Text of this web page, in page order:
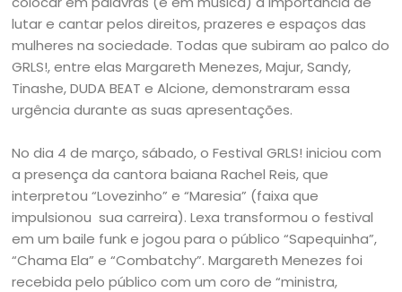
lutar e cantar pelos direitos, prazeres e espaços das
mulheres na sociedade. Todas que subiram ao palco do
GRLS!, entre elas Margareth Menezes, Majur, Sandy,
Tinashe, DUDA BEAT e Alcione, demonstraram essa
urgência durante as suas apresentações.
No dia 4 de março, sábado, o Festival GRLS! iniciou com
a presença da cantora baiana Rachel Reis, que
interpretou “Lovezinho” e “Maresia” (faixa que
impulsionou sua carreira). Lexa transformou o festival
em um baile funk e jogou para o público “Sapequinha”,
“Chama Ela” e “Combatchy”. Margareth Menezes foi
recebida pelo público com um coro de “ministra,